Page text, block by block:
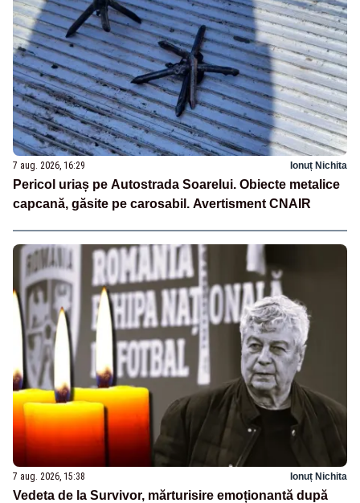
7 aug. 2026, 16:29 Ionuț Nichita
Pericol uriaș pe Autostrada Soarelui. Obiecte metalice
capcană, găsite pe carosabil. Avertisment CNAIR
7 aug. 2026, 15:38 Ionuț Nichita
Vedeta de la Survivor, mărturisire emoționantă după